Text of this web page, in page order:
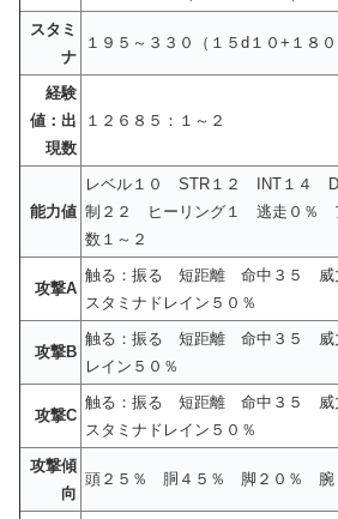
スタミ
ナ
１９５～３３０（１５d１０+１８０
経験
値：出
現数
１２６８５：１～２
能力値
レベル１０ STR１２ INT１４
制２２ ヒーリング１ 逃走０％
数１～２
攻撃A
触る：振る 短距離 命中３５ 威
スタミナドレイン５０％
攻撃B
触る：振る 短距離 命中３５ 威
レイン５０％
攻撃C
触る：振る 短距離 命中３５ 威
スタミナドレイン５０％
攻撃傾
向
頭２５％ 胴４５％ 脚２０％ 腕